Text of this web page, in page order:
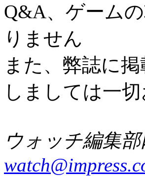
Q&A、ゲーム
りません
また、弊誌に
しましては一
ウォッチ編集